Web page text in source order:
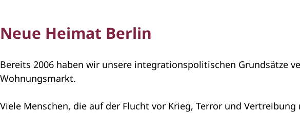
Neue Heimat Berlin
Bereits 2006 haben wir unsere integrationspolitischen Grundsätze
Wohnungsmarkt.
Viele Menschen, die auf der Flucht vor Krieg, Terror und